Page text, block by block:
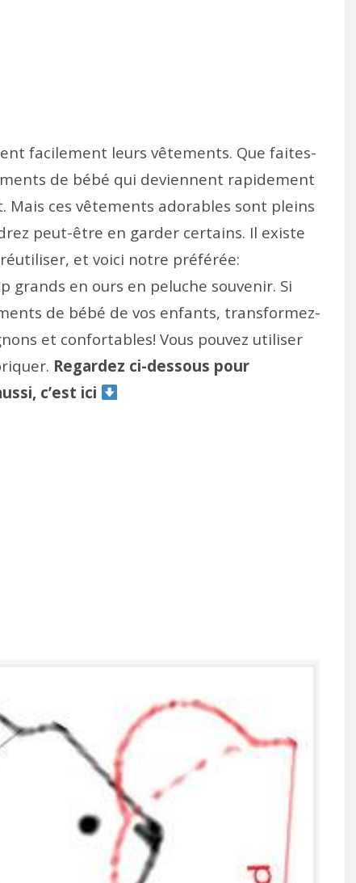
facilement leurs vêtements. Que faites-
de bébé qui deviennent rapidement
Mais ces vêtements adorables sont pleins
peut-être en garder certains. Il existe
et voici notre préférée:
en ours en peluche souvenir. Si
de bébé de vos enfants, transformez-
et confortables! Vous pouvez utiliser
Regardez ci-dessous pour
c’est ici